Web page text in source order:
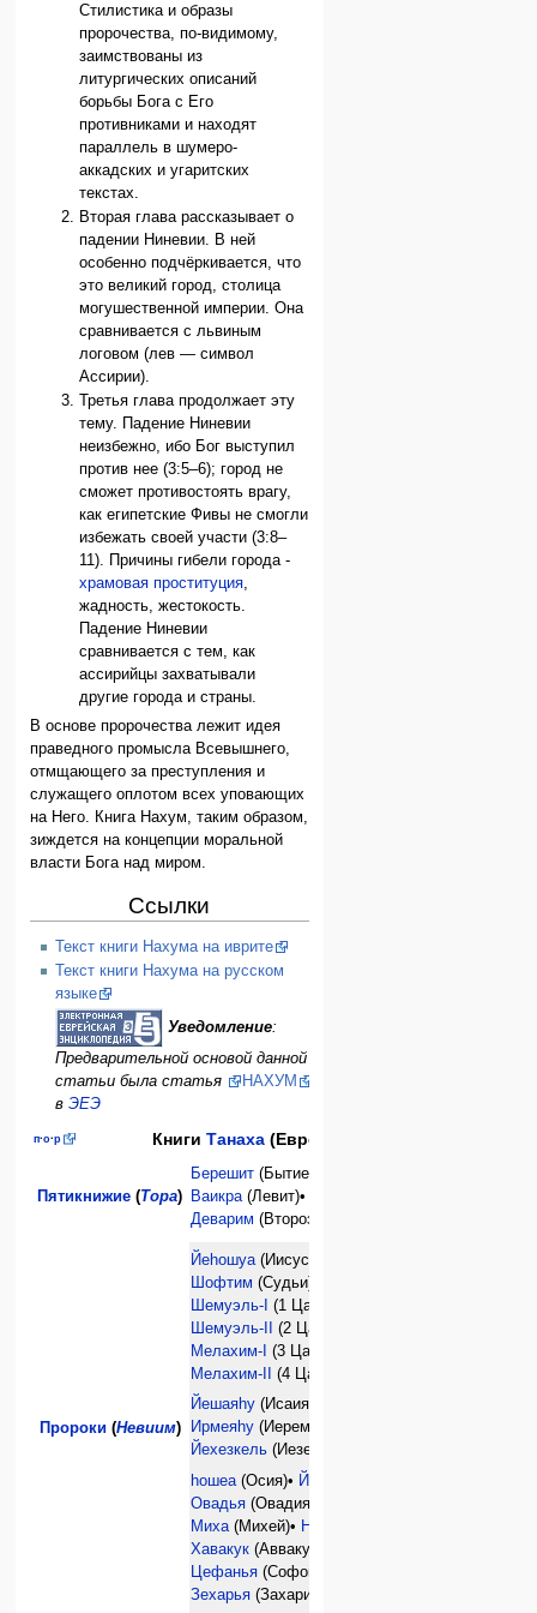
Стилистика и образы
пророчества, по-видимому,
заимствованы из
литургических описаний
борьбы Бога с Его
противниками и находят
параллель в шумеро-
аккадских и угаритских
текстах.
Вторая глава рассказывает о
падении Ниневии. В ней
особенно подчёркивается, что
это великий город, столица
могушественной империи. Она
сравнивается с львиным
логовом (лев — символ
Ассирии).
Третья глава продолжает эту
тему. Падение Ниневии
неизбежно, ибо Бог выступил
против нее (3:5–6); город не
сможет противостоять врагу,
как египетские Фивы не смогли
избежать своей участи (3:8–
11). Причины гибели города -
храмовая проституция,
жадность, жестокость.
Падение Ниневии
сравнивается с тем, как
ассирийцы захватывали
другие города и страны.
В основе пророчества лежит идея
праведного промысла Всевышнего,
отмщающего за преступления и
служащего оплотом всех уповающих
на Него. Книга Нахум, таким образом,
зиждется на концепции моральной
власти Бога над миром.
Ссылки
Текст книги Нахума на иврите
Текст книги Нахума на русском
языке
Уведомление:
Предварительной основой данной
статьи была статья
НАХУМ
в ЭЕЭ
п·о·р Книги Танаха(Еврейской Библии)
Пятикнижие (Тора)
Берешит (Бытие) •
Ваикра(Левит)•
Деварим (Второзаконие)
Пророки(Невиим)
Йеhошуа(Иисус Навин) •
Шофтим (Судьи)•
Шемуэль-I (1 Царств)•
Шемуэль-II
(2 Царств)•
Мелахим-I (3 Царств)•
Мелахим-II
(4 Царств)•
Йешаяhу (Исаия)•
Ирмеяhу (Иеремия)•
Йехезкель (Иезекиил)•
hошеа (Осия)• Йоэль
Овадья (Овадия)•
Миха (Михей)• Нахум
Хавакук (Аввакум)•
Цефанья (Софония)•
Зехарья (Захария)•